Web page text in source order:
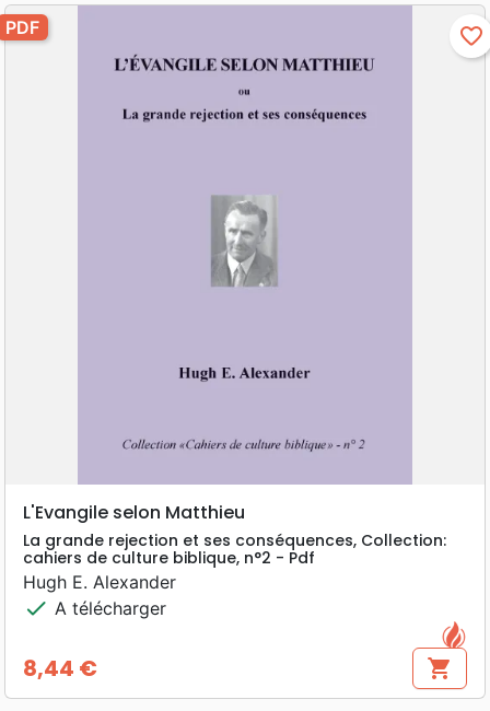
PDF favorite_border
L'Evangile selon Matthieu
La grande rejection et ses conséquences, Collection:
cahiers de culture biblique, n°2 - Pdf
Hugh E. Alexander
check A télécharger
Prix
8,44 € shopping_cart